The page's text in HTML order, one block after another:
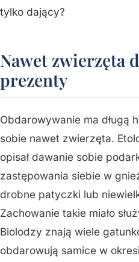
tylko dający?
Nawet zwierzęta
prezenty
Obdarowywanie ma długą
sobie nawet zwierzęta.
opisał dawanie sobie
zastępowania siebie w
drobne patyczki lub
Zachowanie takie miało
Biolodzy znają wiele
obdarowują samice w